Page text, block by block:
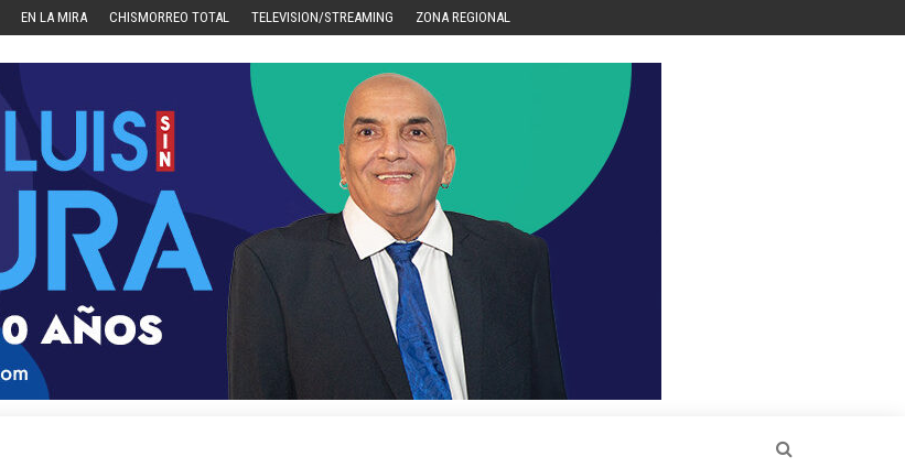
EN LA MIRA CHISMORREO TOTAL TELEVISION/STREAMING ZONA REGIONAL